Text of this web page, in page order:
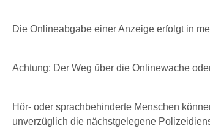
Die Onlineabgabe einer Anzeige erfolgt in
Achtung: Der Weg über die Onlinewache
Hör- oder sprachbehinderte Menschen
unverzüglich die nächstgelegene